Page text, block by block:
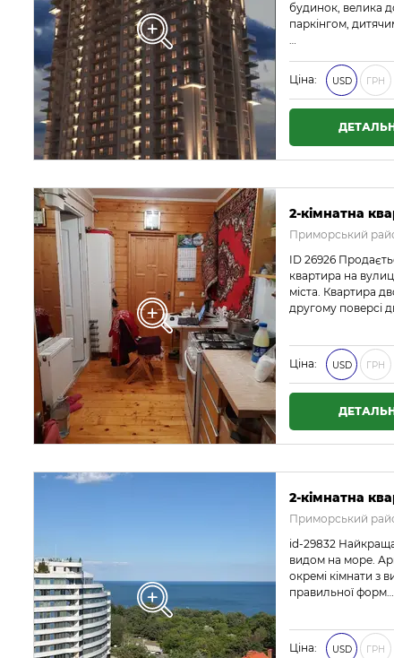
будинок, велика
паркінгом,
…
Ціна: USD ГРН
2-кімнатна
Приморський
ID 26926
квартира на
міста. Квартира
другому поверсі
Ціна: USD ГРН
2-кімнатна
Приморський
id-29832 Найкраща
видом на море.
окремі кімнати з
правильної форм…
Ціна: USD ГРН